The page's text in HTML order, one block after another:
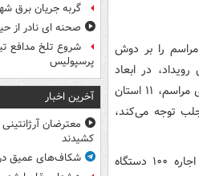
را بر دوش
در ابعاد
امنیتی، امدادی و تدارکاتی کامل ارزیابی شده است؛ به طوری که در روز برگزاری مراسم، ۱۱ استان
توجه می‌کند،
وی همچنین با استناد به تماس‌های دریافتی، از اقدام یکی از خیرین برای اجاره ۱۰۰ دستگاه
گربه جریان برق
صحنه ای نادر از
شروع تلخ مدافع
پرسپولیس
آخرین اخبار
معترضان
کشیدند
شکاف‌های عمیق در